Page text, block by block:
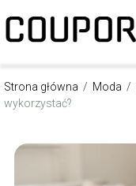
Strona główna / Moda /
wykorzystać?